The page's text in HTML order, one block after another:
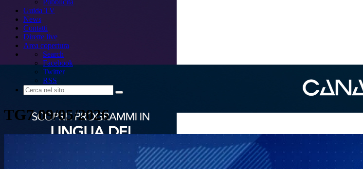
Pubblicità
Guida TV
News
Contatti
Dirette live
Area copertura
Search
Facebook
Twitter
RSS
TG7 09/05/2026